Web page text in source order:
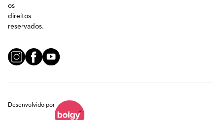
os
direitos
reservados.
Desenvolvido por